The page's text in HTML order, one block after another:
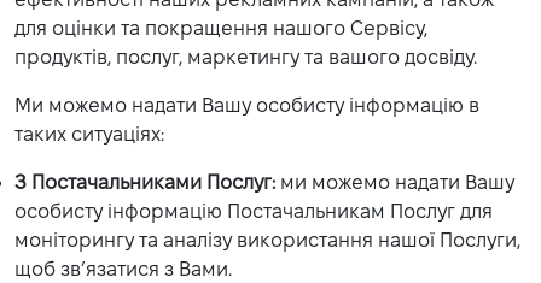
для оцінки та покращення нашого Сервісу,
продуктів, послуг, маркетингу та вашого досвіду.
Ми можемо надати Вашу особисту інформацію в
таких ситуаціях:
З Постачальниками Послуг: ми можемо надати Вашу
особисту інформацію Постачальникам Послуг для
моніторингу та аналізу використання нашої Послуги,
щоб зв’язатися з Вами.